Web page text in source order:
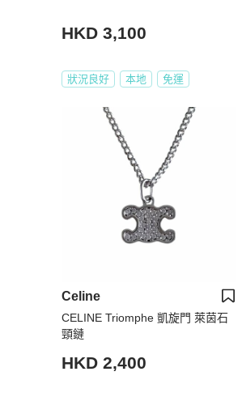
HKD 3,100
狀況良好 本地 免運
Celine
CELINE Triomphe 凱旋門 萊茵石
頸鏈
HKD 2,400